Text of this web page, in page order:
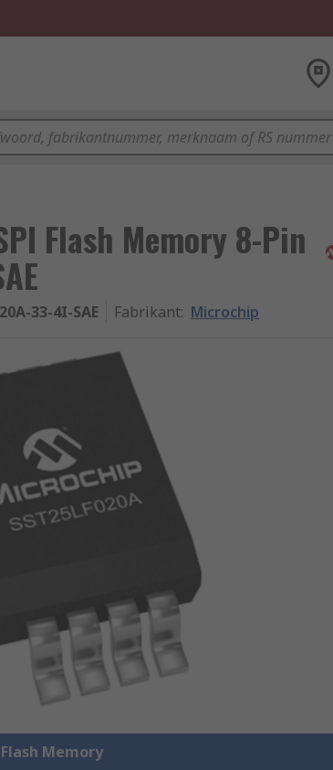
Flash Memory 8-Pin
33-4I-SAE Fabrikant: Microchip
Memory